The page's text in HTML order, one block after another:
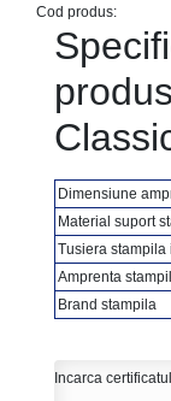
Cod produs:
Dimensiune
Material suport
Tusiera stampila
Amprenta
Brand stampila
Incarca